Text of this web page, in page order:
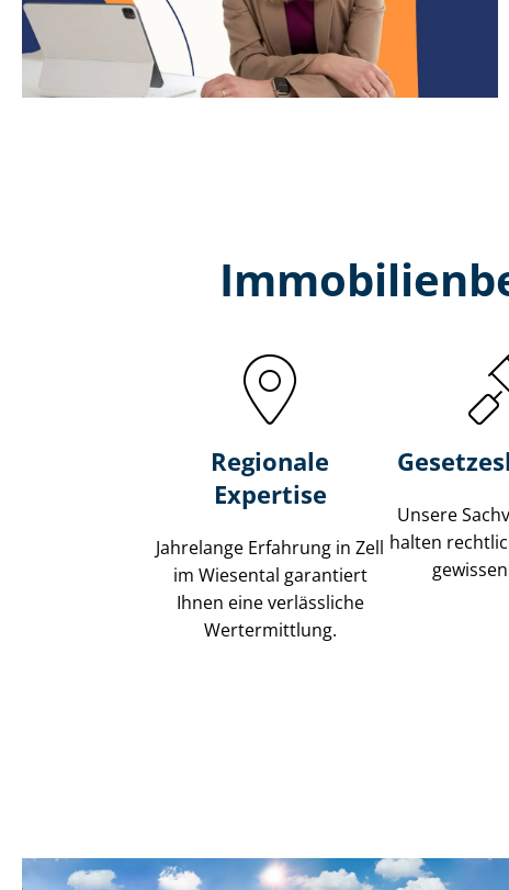
Regionale
Expertise
Jahrelange Erfahrung in Zell
im Wiesental garantiert
Ihnen eine verlässliche
Wertermittlung.
Unsere
halten